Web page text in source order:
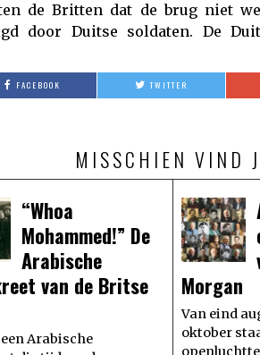
de Britten dat de brug niet
door Duitse soldaten. De
FACEBOOK TWITTER
MISSCHIEN VIND
“Whoa
Mohammed!” De
Arabische
van de Britse
Arabische
Morgan
Van eind
oktober